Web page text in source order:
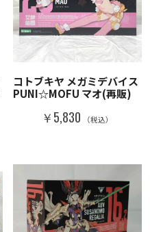
コトブキヤ メガミデバイス
PUNI☆MOFU マオ(再販)
￥5,830 （税込）